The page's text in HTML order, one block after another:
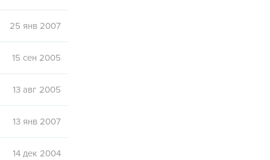
25 янв 2007
15 сен 2005
13 авг 2005
13 янв 2007
14 дек 2004